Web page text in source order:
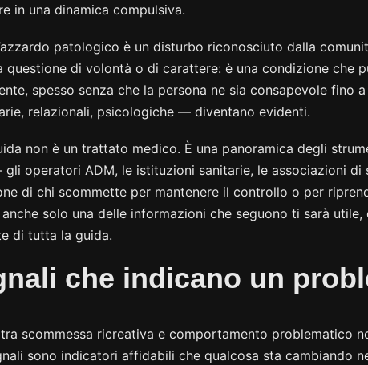
in una dinamica compulsiva.
patologico è un disturbo riconosciuto dalla
questione di volontà o di carattere: è una condizione che
spesso senza che la persona ne sia consapevole fino
relazionali, psicologiche — diventano evidenti.
non è un trattato medico. È una panoramica degli
operatori ADM, le istituzioni sanitarie, le associazioni
di chi scommette per mantenere il controllo o per
anche solo una delle informazioni che seguono ti sarà
di tutta la guida.
che indicano un
scommessa ricreativa e comportamento problematico
sono indicatori affidabili che qualcosa sta cambiando